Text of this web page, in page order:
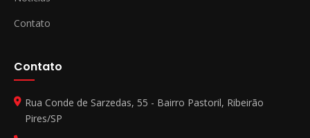
Contato
Contato
Rua Conde de Sarzedas, 55 - Bairro Pastoril, Ribeirão
Pires/SP